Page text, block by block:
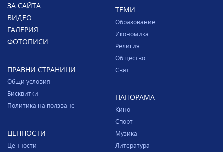
ЗА САЙТА
ВИДЕО
ГАЛЕРИЯ
ФОТОПИСИ
ПРАВНИ СТРАНИЦИ
Общи условия
Бисквитки
Политика на ползване
ЦЕННОСТИ
Ценности
ТЕМИ
Образование
Икономика
Религия
Общество
Свят
ПАНОРАМА
Кино
Спорт
Музика
Литература